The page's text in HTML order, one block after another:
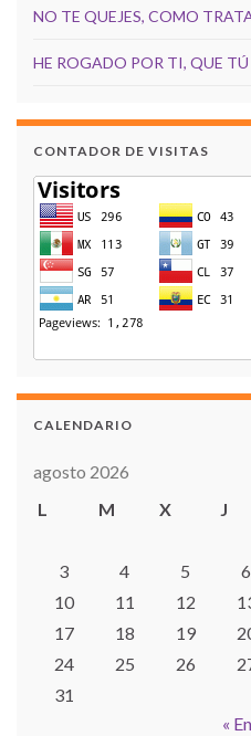
NO TE QUEJES, COMO
HE ROGADO POR TI, QUE TÚ
CONTADOR DE VISITAS
CALENDARIO
agosto 2026
L
M X J
3
4 5 6
10
11 12
17
18 19
24
25 26
31
«